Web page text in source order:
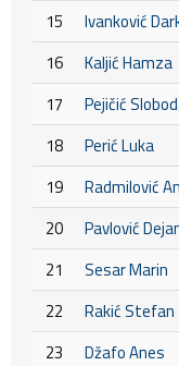
15
Ivanković
16
Kaljić Hamza
17
Pejičić
18
Perić Luka
19
Radmilović
20
Pavlović
21
Sesar Marin
22
Rakić Stefan
23
Džafo Anes